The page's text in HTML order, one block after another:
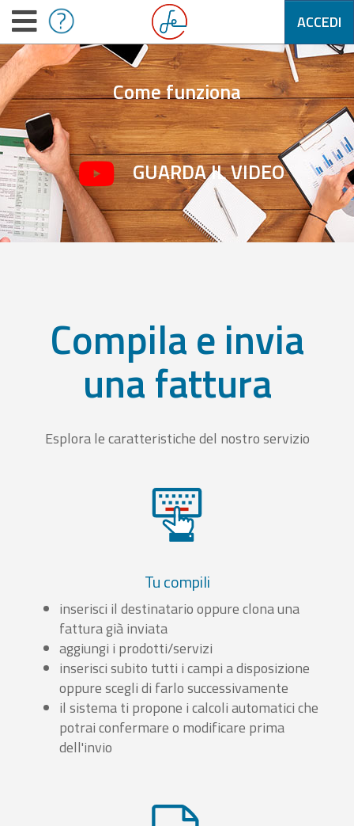
ACCEDI
Come funziona
GUARDA IL VIDEO
Compila e invia
una fattura
Esplora le caratteristiche del nostro servizio
Tu compili
inserisci il destinatario oppure clona una
fattura già inviata
aggiungi i prodotti/servizi
inserisci subito tutti i campi a disposizione
oppure scegli di farlo successivamente
il sistema ti propone i calcoli automatici che
potrai confermare o modificare prima
dell'invio